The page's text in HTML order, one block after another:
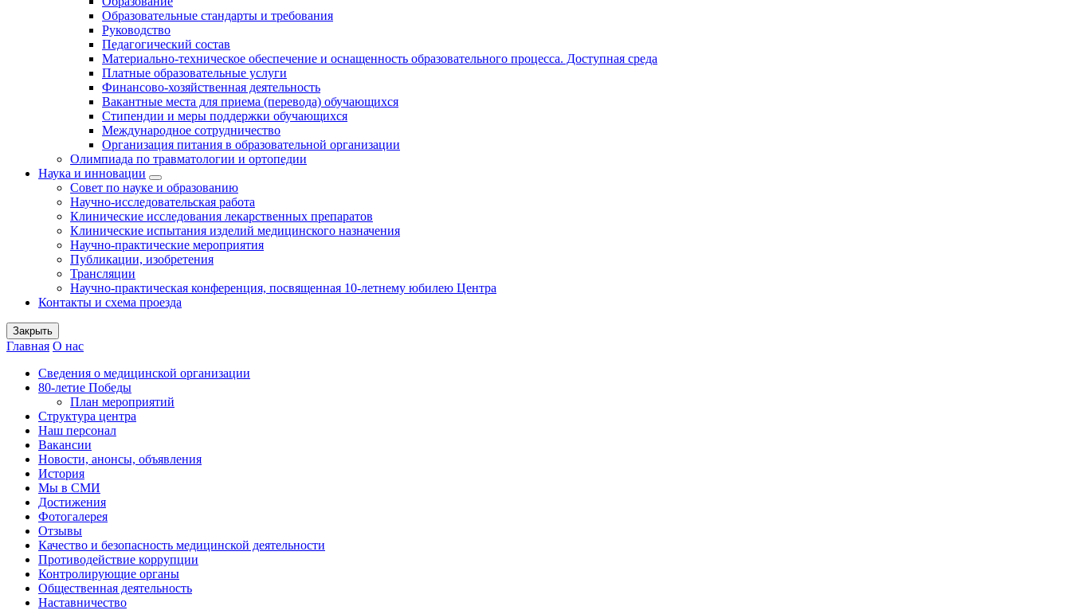
Образовательные стандарты и требования
Руководство
Педагогический состав
Материально-техническое обеспечение и оснащенность образовательного процесса. Доступная среда
Платные образовательные услуги
Финансово-хозяйственная деятельность
Вакантные места для приема (перевода) обучающихся
Стипендии и меры поддержки обучающихся
Международное сотрудничество
Организация питания в образовательной организации
Олимпиада по травматологии и ортопедии
Наука и инновации
Совет по науке и образованию
Научно-исследовательская работа
Клинические исследования лекарственных препаратов
Клинические испытания изделий медицинского назначения
Научно-практические мероприятия
Публикации, изобретения
Трансляции
Научно-практическая конференция, посвященная 10-летнему юбилею Центра
Контакты и схема проезда
Закрыть
Главная О нас
Сведения о медицинской организации
80-летие Победы
План мероприятий
Структура центра
Наш персонал
Вакансии
Новости, анонсы, объявления
История
Мы в СМИ
Достижения
Фотогалерея
Отзывы
Качество и безопасность медицинской деятельности
Противодействие коррупции
Контролирующие органы
Общественная деятельность
Наставничество